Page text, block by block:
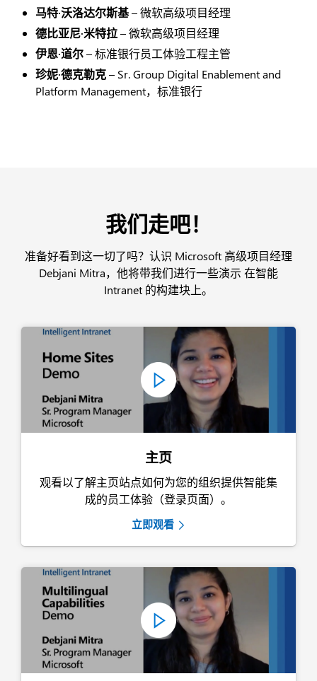
马特·沃洛达尔斯基– 微软高级项目经理
德比亚尼·米特拉– 微软高级项目经理
伊恩·道尔– 标准银行员工体验工程主管
珍妮·德克勒克– Sr. Group Digital Enablement and
Platform Management，标准银行
我们走吧！
准备好看到这一切了吗？认识 Microsoft 高级项目经理
Debjani Mitra，他将带我们进行一些演示 在智能
Intranet 的构建块上。
主页
观看以了解主页站点如何为您的组织提供智能集
成的员工体验（登录页面）。
立即观看